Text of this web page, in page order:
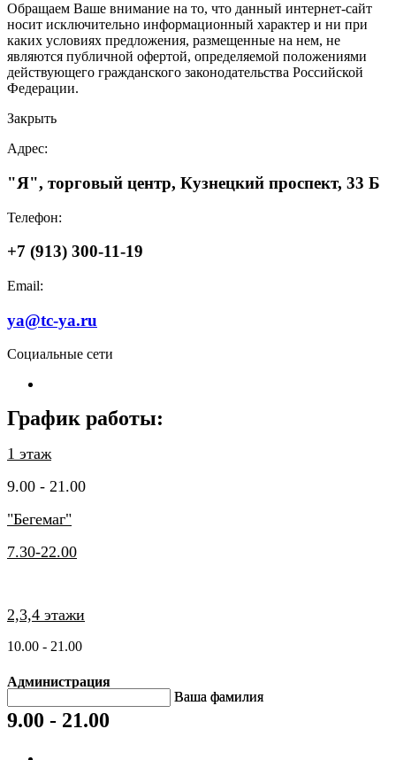
Вашa фамилия
Обращаем Ваше внимание на то, что данный интернет-сайт
носит исключительно информационный характер и ни при
каких условиях предложения, размещенные на нем, не
являются публичной офертой, определяемой положениями
действующего гражданского законодательства Российской
Федерации.
Закрыть
Адрес:
"Я", торговый центр, Кузнецкий проспект, 33 Б
Телефон:
+7 (913) 300-11-19
Email:
ya@tc-ya.ru
Социальные сети
График работы:
1 этаж
9.00 - 21.00
"Бегемаг"
7.30-22.00
2,3,4 этажи
10.00 - 21.00
Администрация
9.00 - 21.00
Вашa фамилия